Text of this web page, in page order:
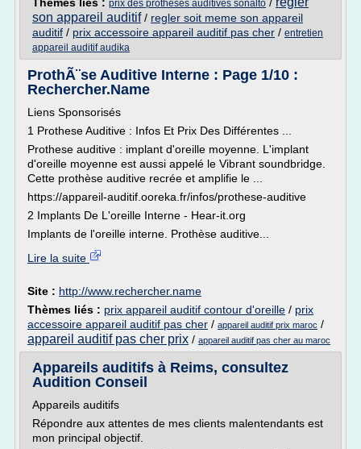
prix des protheses auditives sonalto
son appareil auditif/ regler soit meme son appareil
auditif / prix accessoire appareil auditif pas cher / entretien
appareil auditif audika
ProthÃ¨se Auditive Interne : Page 1/10 :
Rechercher.Name
Liens Sponsorisés
1 Prothese Auditive : Infos Et Prix Des Différentes ...
Prothese auditive : implant d'oreille moyenne. L'implant
d'oreille moyenne est aussi appelé le Vibrant soundbridge.
Cette prothèse auditive recrée et amplifie le ...
https://appareil-auditif.ooreka.fr/infos/prothese-auditive
2 Implants De L'oreille Interne - Hear-it.org
Implants de l'oreille interne. Prothèse auditive...
Lire la suite
Site : http://www.rechercher.name
Thèmes liés : prix appareil auditif contour d'oreille / prix
accessoire appareil auditif pas cher / appareil auditif prix maroc /
appareil auditif pas cher prix / appareil auditif pas cher au maroc
Appareils auditifs à Reims, consultez
Audition Conseil
Appareils auditifs
Répondre aux attentes de mes clients malentendants est
mon principal objectif.